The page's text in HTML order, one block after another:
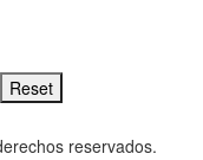
reservados.